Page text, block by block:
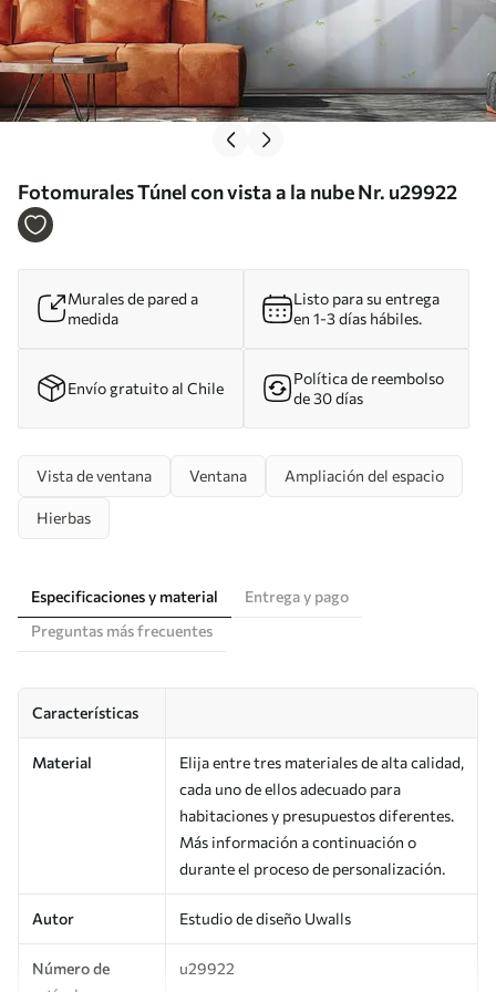
Fotomurales Túnel con vista a la nube Nr. u29922
Murales de pared a
medida
Listo para su entrega
en 1-3 días hábiles.
Envío gratuito al Chile
Política de reembolso
de 30 días
Vista de ventana Ventana Ampliación del espacio
Hierbas
Especificaciones y material
Entrega y pago
Preguntas más frecuentes
Características
Material
Elija entre tres materiales de alta calidad,
cada uno de ellos adecuado para
habitaciones y presupuestos diferentes.
Más información a continuación o
durante el proceso de personalización.
Autor Estudio de diseño Uwalls
Número de
u29922